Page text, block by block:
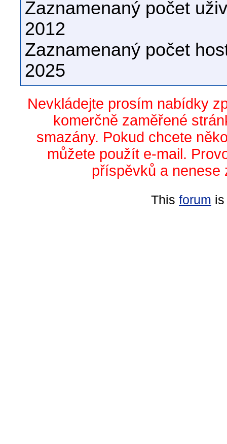
Zaznamenaný počet
2012
Zaznamenaný počet
2025
Nevkládejte prosím nabídky
komerčně zaměřené
smazány. Pokud chcete
můžete použít e-mail.
příspěvků a nenese
This forum